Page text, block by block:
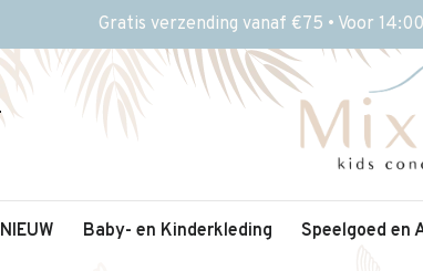
Gratis verzending vanaf €75 • Voor
NIEUW Baby- en Kinderkleding Speelgoed en